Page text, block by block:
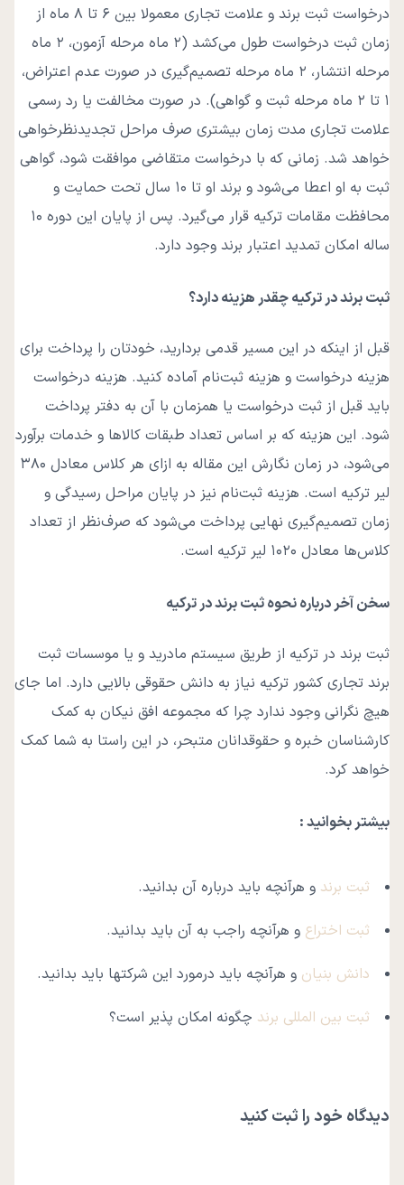
درخواست ثبت برند و علامت تجاری معمولا بین ۶ تا ۸ ماه از
زمان ثبت درخواست طول می‌کشد (۲ ماه مرحله آزمون، ۲ ماه
مرحله انتشار، ۲ ماه مرحله تصمیم‌گیری در صورت عدم اعتراض،
۱ تا ۲ ماه مرحله ثبت و گواهی). در صورت مخالفت یا رد رسمی
علامت تجاری مدت زمان بیشتری صرف مراحل تجدیدنظرخواهی
خواهد شد. زمانی که با درخواست متقاضی موافقت شود، گواهی
ثبت به او اعطا می‌شود و برند او تا ۱۰ سال تحت حمایت و
محافظت مقامات ترکیه قرار می‌گیرد. پس از پایان این دوره ۱۰
ساله امکان تمدید اعتبار برند وجود دارد.
ثبت برند در ترکیه چقدر هزینه دارد؟
قبل از اینکه در این مسیر قدمی بردارید، خودتان را پرداخت برای
هزینه درخواست و هزینه ثبت‌نام آماده کنید. هزینه درخواست
باید قبل از ثبت درخواست یا همزمان با آن به دفتر پرداخت
شود. این هزینه که بر اساس تعداد طبقات کالاها و خدمات برآورد
می‌شود، در زمان نگارش این مقاله به ازای هر کلاس معادل ۳۸۰
لیر ترکیه است. هزینه ثبت‌نام نیز در پایان مراحل رسیدگی و
زمان تصمیم‌گیری نهایی پرداخت می‌شود که صرف‌نظر از تعداد
کلاس‌ها معادل ۱۰۲۰ لیر ترکیه است.
سخن آخر درباره نحوه ثبت برند در ترکیه
ثبت برند در ترکیه از طریق سیستم مادرید و یا موسسات ثبت
برند تجاری کشور ترکیه نیاز به دانش حقوقی بالایی دارد. اما جای
هیچ نگرانی وجود ندارد چرا که مجموعه افق نیکان به کمک
کارشناسان خبره و حقوقدانان متبحر، در این راستا به شما کمک
خواهد کرد.
بیشتر بخوانید :
ثبت برند و هرآنچه باید درباره آن بدانید.
ثبت اختراع و هرآنچه راجب به آن باید بدانید.
دانش بنیان و هرآنچه باید درمورد این شرکتها باید بدانید.
ثبت بین المللی برند چگونه امکان پذیر است؟
دیدگاه خود را ثبت کنید